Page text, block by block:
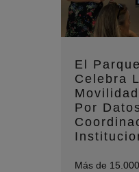
El
Celebra
Por
Más de